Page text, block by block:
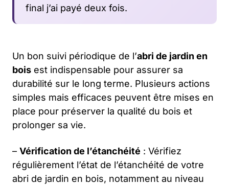
final j’ai payé deux fois.
Un bon suivi périodique de l’abri de jardin en
bois est indispensable pour assurer sa
durabilité sur le long terme. Plusieurs actions
simples mais efficaces peuvent être mises en
place pour préserver la qualité du bois et
prolonger sa vie.
– Vérification de l’étanchéité : Vérifiez
régulièrement l’état de l’étanchéité de votre
abri de jardin en bois, notamment au niveau